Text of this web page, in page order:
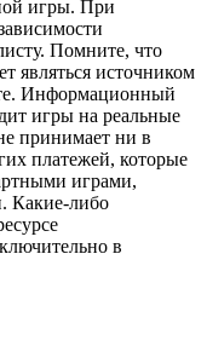
игры. При
Помните, что
являться источником
Информационный
игры на реальные
принимает ни в
платежей, которые
играми,
Какие-либо
в